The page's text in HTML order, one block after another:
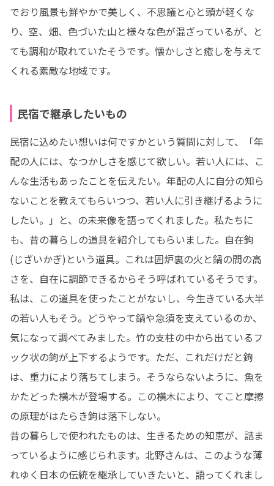
でおり風景も鮮やかで美しく、不思議と心と頭が軽くな
り、空、畑、色づいた山と様々な色が混ざっているが、と
ても調和が取れていたそうです。懐かしさと癒しを与えて
くれる素敵な地域です。
民宿で継承したいもの
民宿に込めたい想いは何ですかという質問に対して、「年
配の人には、なつかしさを感じて欲しい。若い人には、こ
んな生活もあったことを伝えたい。年配の人に自分の知ら
ないことを教えてもらいつつ、若い人に引き継げるように
したい。」と、の未来像を語ってくれました。私たちに
も、昔の暮らしの道具を紹介してもらいました。自在鉤
(じざいかぎ)という道具。これは囲炉裏の火と鍋の間の高
さを、自在に調節できるからそう呼ばれているそうです。
私は、この道具を使ったことがないし、今生きている大半
の若い人もそう。どうやって鍋や急須を支えているのか、
気になって調べてみました。竹の支柱の中から出ているフ
ック状の鉤が上下するようです。ただ、これだけだと鉤
は、重力により落ちてしまう。そうならないように、魚を
かたどった横木が登場する。この横木により、てこと摩擦
の原理がはたらき鉤は落下しない。
昔の暮らしで使われたものは、生きるための知恵が、詰ま
っているように感じられます。北野さんは、このような薄
れゆく日本の伝統を継承していきたいと、語ってくれまし